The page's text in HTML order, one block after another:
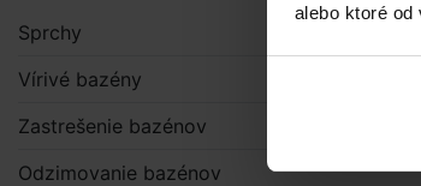
alebo ktoré
Sprchy
Vírivé bazény
Zastrešenie bazénov
Odzimovanie bazénov